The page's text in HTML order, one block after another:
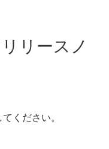
リースノ
ください。